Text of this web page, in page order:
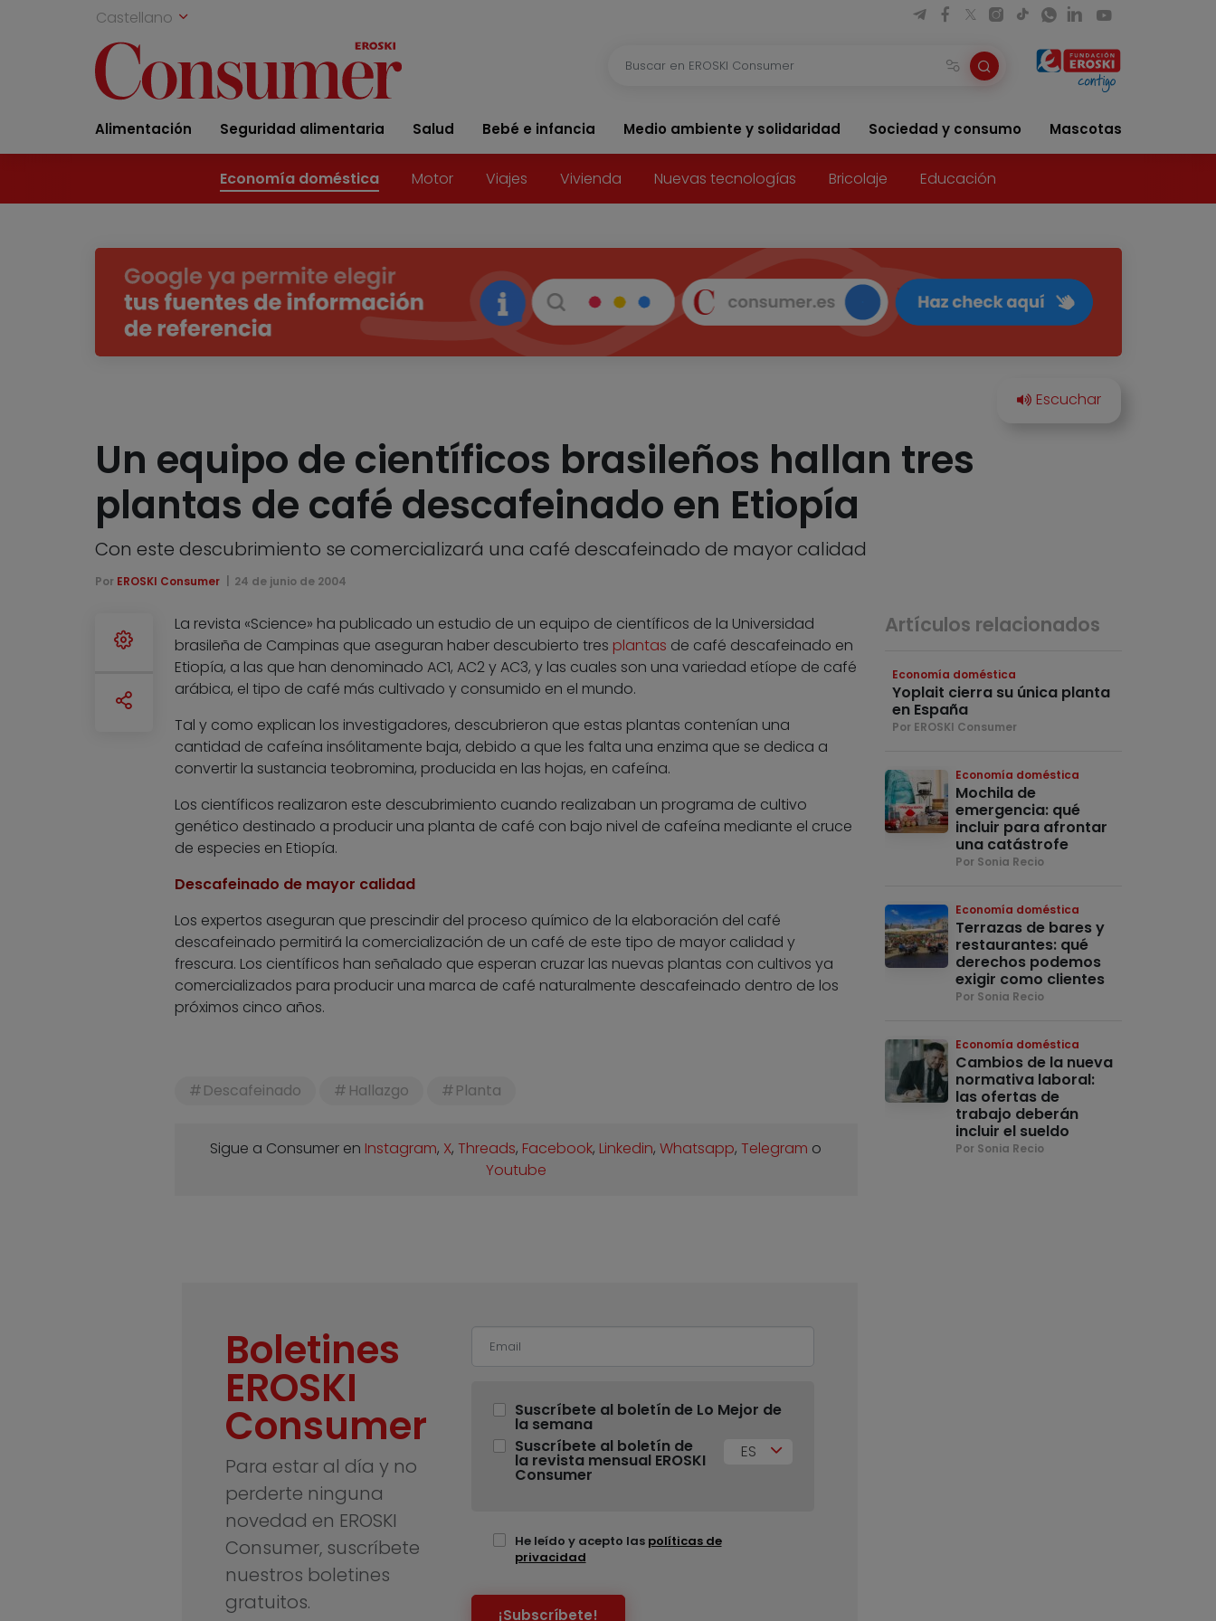
Castellano
Alimentación Seguridad alimentaria Salud Bebé e infancia Medio ambiente y solidaridad Sociedad y consumo Mascotas
Economía doméstica Motor Viajes Vivienda Nuevas tecnologías Bricolaje Educación
Un equipo de científicos brasileños hallan tres
plantas de café descafeinado en Etiopía
Con este descubrimiento se comercializará una café descafeinado de mayor calidad
Por EROSKI Consumer 24 de junio de 2004
La revista «Science» ha publicado un estudio de un equipo de científicos de la Universidad
brasileña de Campinas que aseguran haber descubierto tres plantas de café descafeinado en
Etiopía, a las que han denominado AC1, AC2 y AC3, y las cuales son una variedad etíope de café
arábica, el tipo de café más cultivado y consumido en el mundo.
Tal y como explican los investigadores, descubrieron que estas plantas contenían una
cantidad de cafeína insólitamente baja, debido a que les falta una enzima que se dedica a
convertir la sustancia teobromina, producida en las hojas, en cafeína.
Los científicos realizaron este descubrimiento cuando realizaban un programa de cultivo
genético destinado a producir una planta de café con bajo nivel de cafeína mediante el cruce
de especies en Etiopía.
Descafeinado de mayor calidad
Los expertos aseguran que prescindir del proceso químico de la elaboración del café
descafeinado permitirá la comercialización de un café de este tipo de mayor calidad y
frescura. Los científicos han señalado que esperan cruzar las nuevas plantas con cultivos ya
comercializados para producir una marca de café naturalmente descafeinado dentro de los
próximos cinco años.
Descafeinado Hallazgo Planta
Sigue a Consumer en Instagram, X,Threads, Facebook, Linkedin,Whatsapp,Telegram o
Youtube
Boletines
EROSKI
Consumer
Para estar al día y no
perderte ninguna
novedad en EROSKI
Consumer, suscríbete
nuestros boletines
gratuitos.
Suscríbete al boletín de Lo Mejor de
la semana
Suscríbete al boletín de
la revista mensual EROSKI
Consumer
ES
He leído y acepto las políticas de
privacidad
¡Subscríbete!
Artículos relacionados
Economía doméstica
Yoplait cierra su única planta
en España
Por EROSKI Consumer
Economía doméstica
Mochila de
emergencia: qué
incluir para afrontar
una catástrofe
Por Sonia Recio
Economía doméstica
Terrazas de bares y
restaurantes: qué
derechos podemos
exigir como clientes
Por Sonia Recio
Economía doméstica
Cambios de la nueva
normativa laboral:
las ofertas de
trabajo deberán
incluir el sueldo
Por Sonia Recio